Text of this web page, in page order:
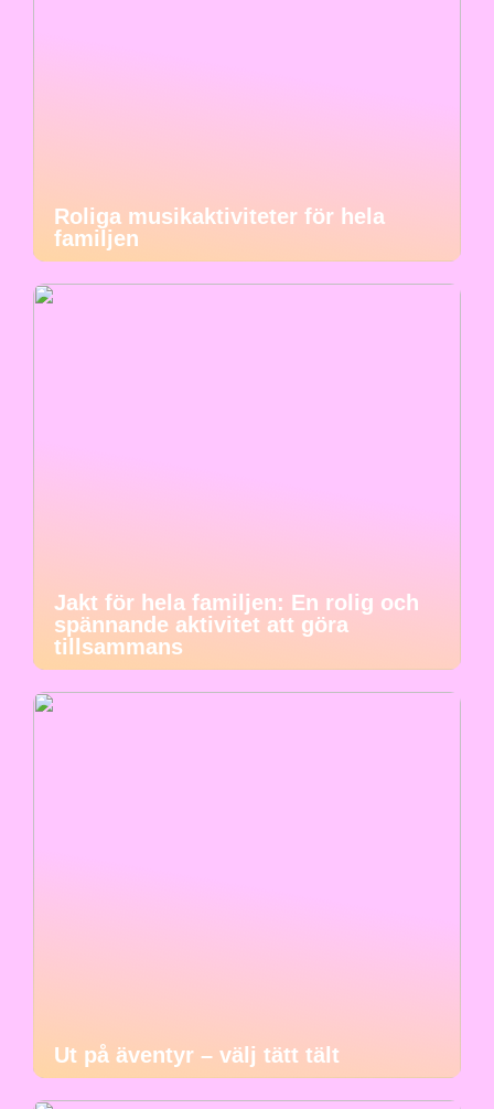
Roliga musikaktiviteter för hela
familjen
Jakt för hela familjen: En rolig och
spännande aktivitet att göra
tillsammans
Ut på äventyr – välj tätt tält